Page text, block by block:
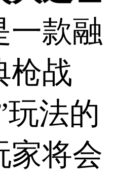
一款融
枪战
玩法的
家将会